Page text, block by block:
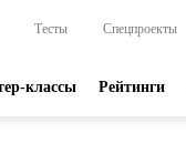
Тесты Спецпроекты
классы Рейтинги